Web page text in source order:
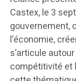
Castex, le 3
gouvernement,
l’économie,
s’articule
compétitivité et